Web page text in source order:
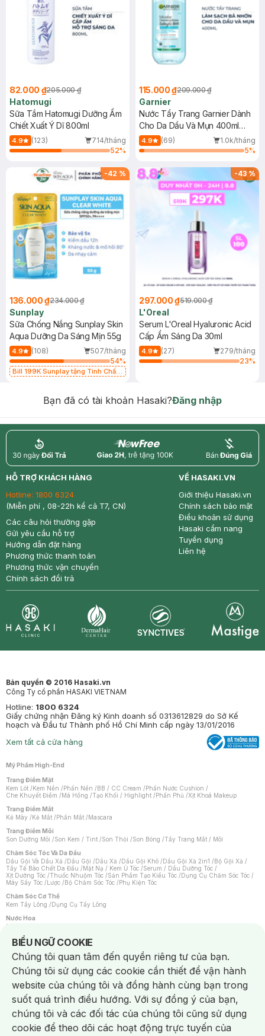
82.000 ₫205.000 ₫
Hatomugi
Sữa Tắm Hatomugi Dưỡng Ẩm
Chiết Xuất Ý Dĩ 800ml
4.9 (123)
714/tháng
52%
115.000 ₫209.000 ₫
Garnier
Nước Tẩy Trang Garnier Dành
Cho Da Dầu Và Mụn 400ml
(Mới)
4.9 (69)
1.0k/tháng
5%
-42 %
136.000 ₫234.000 ₫
Sunplay
Sữa Chống Nắng Sunplay Skin
Aqua Dưỡng Da Sáng Mịn 55g
4.9 (108)
507/tháng
54%
Bill 199K Sunplay tặng Tinh Chất
-43%
297.000 ₫519.000 ₫
L'Oreal
Serum L'Oreal Hyaluronic Acid
Cấp Ẩm Sáng Da 30ml
4.9 (27)
279/tháng
23%
Bạn đã có tài khoản Hasaki?Đăng nhập
return nowfree price
HỖ TRỢ KHÁCH HÀNG
Hotline: 1800 6324
(Miễn phí , 08-22h kể cả T7, CN)
Các câu hỏi thường gặp
Gửi yêu cầu hỗ trợ
Hướng dẫn đặt hàng
Phương thức thanh toán
Phương thức vận chuyển
Chính sách đổi trả
VỀ HASAKI.VN
Giới thiệu Hasaki.vn
Chính sách bảo mật
Điều khoản sử dụng
Hasaki cẩm nang
Tuyển dụng
Liên hệ
Bản quyền © 2016 Hasaki.vn
Công Ty cổ phần HASAKI VIETNAM
Hotline: 1800 6324
Giấy chứng nhận Đăng ký Kinh doanh số 0313612829 do Sở Kế
hoạch và Đầu tư Thành phố Hồ Chí Minh cấp ngày 13/01/2016
Xem tất cả cửa hàng
Mỹ Phẩm High-End
Trang Điểm Mặt
Kem Lót /Kem Nền /Phấn Nền /BB / CC Cream /Phấn Nước Cushion /
Che Khuyết Điểm /Má Hồng /Tạo Khối / Highlight /Phấn Phủ /Xịt Khoá Makeup
Trang Điểm Mắt
Kẻ Mày /Kẻ Mắt /Phấn Mắt /Mascara
Trang Điểm Môi
Son Dưỡng Môi /Son Kem / Tint /Son Thỏi /Son Bóng /Tẩy Trang Mắt / Môi
Chăm Sóc Tóc Và Da Đầu
Dầu Gội Và Dầu Xả /Dầu Gội /Dầu Xả /Dầu Gội Khô /Dầu Gội Xả 2in1 /Bộ Gội Xả /
Tẩy Tế Bào Chết Da Đầu /Mặt Nạ / Kem Ủ Tóc /Serum / Dầu Dưỡng Tóc /
Xịt Dưỡng Tóc /Thuốc Nhuộm Tóc /Sản Phẩm Tạo Kiểu Tóc /Dụng Cụ Chăm Sóc Tóc /
Máy Sấy Tóc /Lược /Bộ Chăm Sóc Tóc /Phụ Kiện Tóc
Chăm Sóc Cơ Thể
Kem Tẩy Lông /Dụng Cụ Tẩy Lông
Nước Hoa
Nước Hoa Nữ
Chăm Sóc Cá Nhân
Chống Muỗi /Khẩu Trang /Máy Massage/Mặt Nạ Xông Hơi /Nước Rửa Tay/
Sản Phẩm Chăm Sóc Khác /Bàn Chải Đánh Răng /Bàn Chải Điện/
Hỗ Trợ Trắng Răng/Kem Đánh Răng /Máy Tăm Nước/ Nước Súc Miệng/
Tăm / Chỉ Nha Khoa/ Xịt Thơm Miệng / Dung Dịch Vệ Sinh/Dưỡng Vùng Kín/
Khăn Ướt Vệ Sinh Vùng Kín/Băng Vệ Sinh/Tampon/Bọt Cạo Râu /Dao Cạo Râu/
Máy Cạo Râu
Vấn Đề Về Da
Da Dầu / Lỗ Chân Lông To/ Da Khô / Mất Nước/ Da Lão Hóa/ Da Mụn/
Da Nhạy Cảm / Kích Ứng
Da Xỉn Màu Thâm / Nám / Tàn Nhang
Quầng Thâm & Bọng Mắt /Sẹo /Viêm Da Cơ Địa
BIỂU NGỮ COOKIE
Notice about cookies usage
Chúng tôi quan tâm đến quyền riêng tư của bạn.
Chúng tôi sử dụng các cookie cần thiết để vận hành
website của chúng tôi và đồng hành cùng bạn trong
suốt quá trình điều hướng. Với sự đồng ý của bạn,
chúng tôi và các đối tác của chúng tôi cũng sử dụng
cookie để theo dõi các hoạt động trực tuyến của